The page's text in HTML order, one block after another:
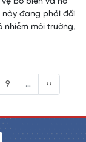
này đang phải đối
nhiễm môi trường,
9 … ››